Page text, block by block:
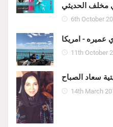
مخلف الحديثي
6th October
عميره - امريكا
11th October
سعاد الصباح
14th March